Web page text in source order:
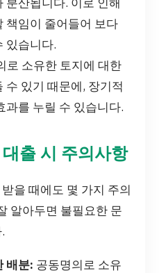
책임이 줄어들어 보다
있습니다.
로 소유한 토지에 대한
수 있기 때문에, 장기적
과를 누릴 수 있습니다.
출 시 주의사항
을 때에도 몇 가지 주의
알아두면 불필요한 문
배분: 공동명의로 소유